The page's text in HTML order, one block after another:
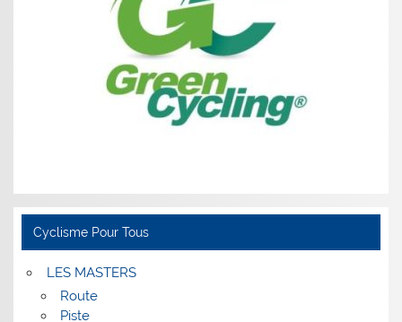
Cyclisme Pour Tous
LES MASTERS
Route
Piste